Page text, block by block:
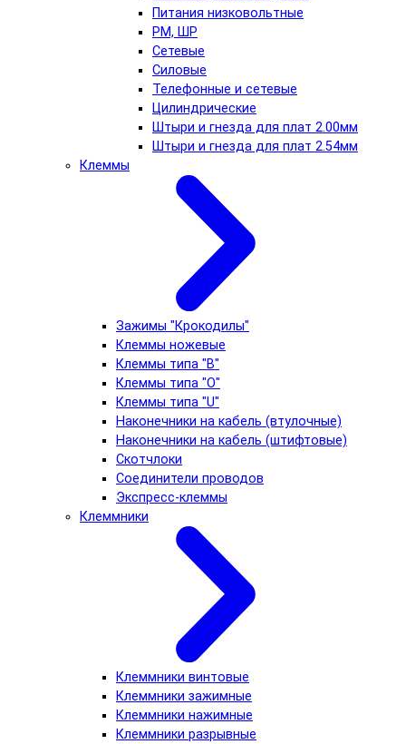
Питания низковольтные
РМ, ШР
Сетевые
Силовые
Телефонные и сетевые
Цилиндрические
Штыри и гнезда для плат 2.00мм
Штыри и гнезда для плат 2.54мм
Клеммы
Зажимы "Крокодилы"
Клеммы ножевые
Клеммы типа "B"
Клеммы типа "O"
Клеммы типа "U"
Наконечники на кабель (втулочные)
Наконечники на кабель (штифтовые)
Скотчлоки
Соединители проводов
Экспресс-клеммы
Клеммники
Клеммники винтовые
Клеммники зажимные
Клеммники нажимные
Клеммники разрывные